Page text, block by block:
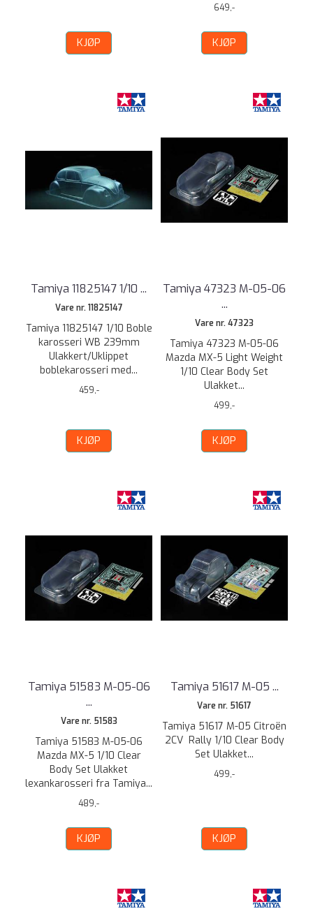
KJØP
649,-
KJØP
Tamiya 11825147 1/10 ...
Vare nr. 11825147
Tamiya 11825147 1/10 Boble
karosseri WB 239mm
Ulakkert/Uklippet
boblekarosseri med...
459,-
KJØP
Tamiya 47323 M-05-06
...
Vare nr. 47323
Tamiya 47323 M-05-06
Mazda MX-5 Light Weight
1/10 Clear Body Set
Ulakket...
499,-
KJØP
Tamiya 51583 M-05-06
...
Vare nr. 51583
Tamiya 51583 M-05-06
Mazda MX-5 1/10 Clear
Body Set Ulakket
lexankarosseri fra Tamiya...
489,-
KJØP
Tamiya 51617 M-05 ...
Vare nr. 51617
Tamiya 51617 M-05 Citroën
2CV Rally 1/10 Clear Body
Set Ulakket...
499,-
KJØP